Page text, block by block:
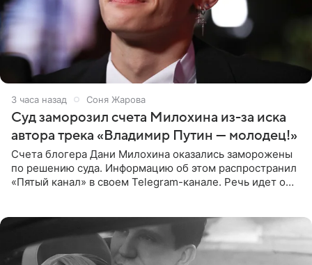
3 часа назад Соня Жарова
Суд заморозил счета Милохина из-за иска
автора трека «Владимир Путин — молодец!»
Счета блогера Дани Милохина оказались заморожены
по решению суда. Информацию об этом распространил
«Пятый канал» в своем Telegram-канале. Речь идет о